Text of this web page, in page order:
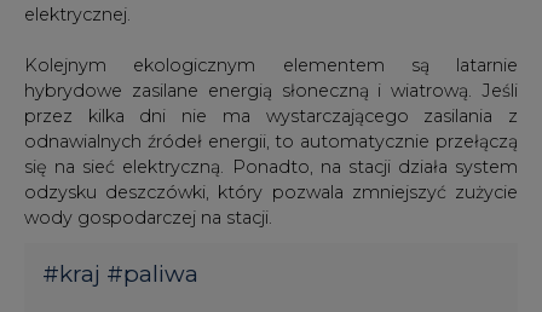
elektrycznej.
Kolejnym ekologicznym elementem są latarnie
hybrydowe zasilane energią słoneczną i wiatrową. Jeśli
przez kilka dni nie ma wystarczającego zasilania z
odnawialnych źródeł energii, to automatycznie przełączą
się na sieć elektryczną. Ponadto, na stacji działa system
odzysku deszczówki, który pozwala zmniejszyć zużycie
wody gospodarczej na stacji.
#kraj #paliwa